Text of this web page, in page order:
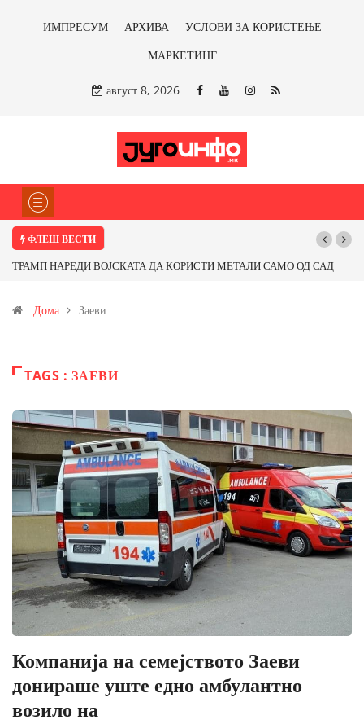
ИМПРЕСУМ АРХИВА
УСЛОВИ ЗА КОРИСТЕЊЕ
МАРКЕТИНГ
август 8, 2026
ФЛЕШ ВЕСТИ
ТРАМП НАРЕДИ ВОЈСКАТА ДА КОРИСТИ МЕТАЛИ САМО ОД САД
Иловица и со антимонот?
Дома Заеви
TAGS : ЗАЕВИ
Компанија на семејството Заеви
донираше уште едно амбулантно
возило на